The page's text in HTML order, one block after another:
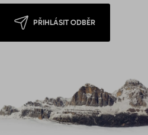
PŘIHLÁSIT ODBĚR